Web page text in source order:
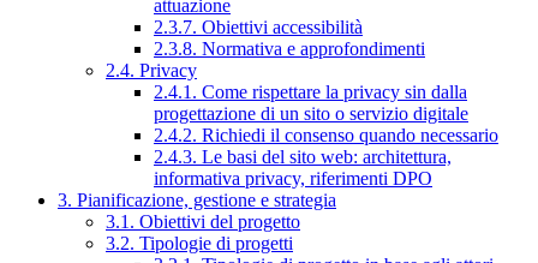
attuazione
2.3.7. Obiettivi accessibilità
2.3.8. Normativa e approfondimenti
2.4. Privacy
2.4.1. Come rispettare la privacy sin dalla
progettazione di un sito o servizio digitale
2.4.2. Richiedi il consenso quando necessario
2.4.3. Le basi del sito web: architettura,
informativa privacy, riferimenti DPO
3. Pianificazione, gestione e strategia
3.1. Obiettivi del progetto
3.2. Tipologie di progetti